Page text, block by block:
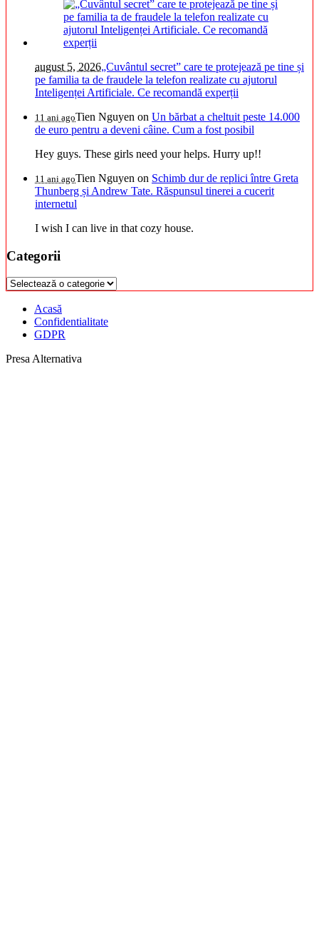
august 5, 2026„Cuvântul secret” care te protejează pe tine și
pe familia ta de fraudele la telefon realizate cu ajutorul
Inteligenței Artificiale. Ce recomandă experții
11 ani agoTien Nguyen on Un bărbat a cheltuit peste 14.000
de euro pentru a deveni câine. Cum a fost posibil
Hey guys. These girls need your helps. Hurry up!!
11 ani agoTien Nguyen on Schimb dur de replici între Greta
Thunberg și Andrew Tate. Răspunsul tinerei a cucerit
internetul
I wish I can live in that cozy house.
Categorii
Categorii
Acasă
Confidentialitate
GDPR
Presa Alternativa